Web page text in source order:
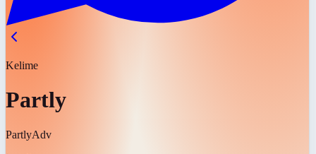
Kelime
Partly
PartlyAdv